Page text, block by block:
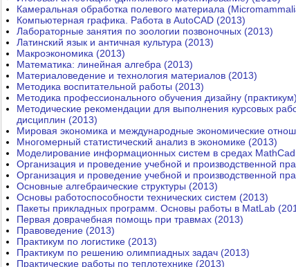
Камеральная обработка полевого материала
Компьютерная графика. Работа в AutoCAD (2013)
Лабораторные занятия по зоологии позвоночных (2013)
Латинский язык и античная культура (2013)
Макроэкономика (2013)
Математика: линейная алгебра (2013)
Материаловедение и технология материалов (2013)
Методика воспитательной работы (2013)
Методика профессионального обучения дизайну
Методические рекомендации для выполнения курсовых
дисциплин (2013)
Мировая экономика и международные экономические
Многомерный статистический анализ в экономике (2013)
Моделирование информационных систем в средах
Организация и проведение учебной и производственной
Организация и проведение учебной и производственной
Основные алгебраические структуры (2013)
Основы работоспособности технических систем (2013)
Пакеты прикладных программ. Основы работы в MatLab
Первая доврачебная помощь при травмах (2013)
Правоведение (2013)
Практикум по логистике (2013)
Практикум по решению олимпиадных задач (2013)
Практические работы по теплотехнике (2013)